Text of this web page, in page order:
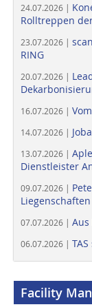
24.07.2026 |
Rolltreppen
23.07.2026 |
RING
20.07.2026 |
16.07.2026 |
14.07.2026 |
13.07.2026 |
Dienstleister
09.07.2026 |
07.07.2026 | Aus
06.07.2026 |
Facility